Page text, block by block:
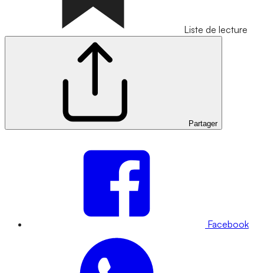
Liste de lecture
Partager
Facebook